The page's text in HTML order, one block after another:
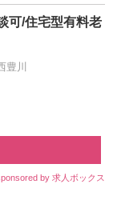
可/住宅型有料老
豊川
by 求人ボックス